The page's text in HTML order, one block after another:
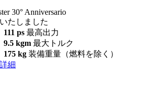
30° Anniversario
たしました
111 ps 最高出力
9.5 kgm 最大トルク
175 kg 装備重量（燃料を除く）
細